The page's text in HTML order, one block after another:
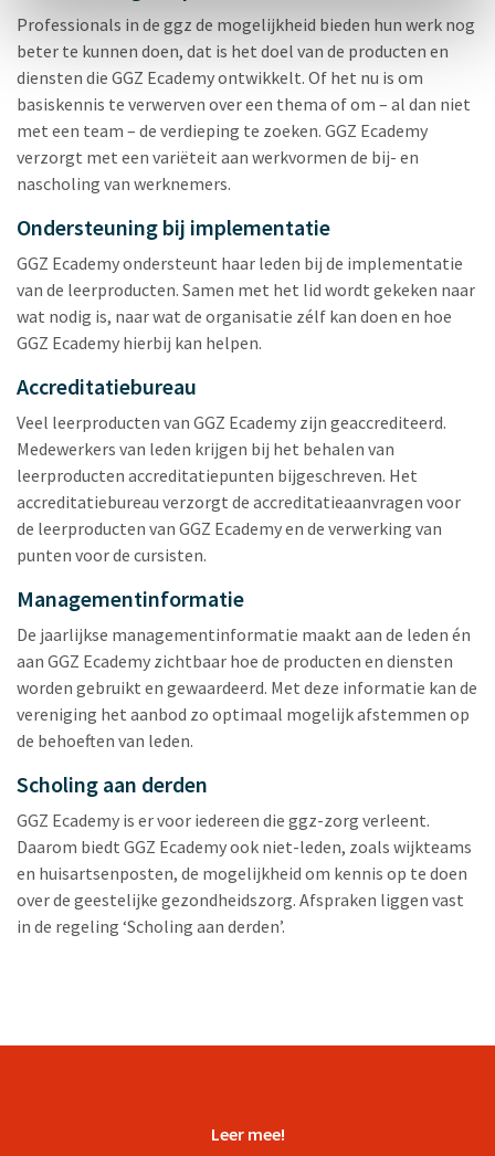
Professionals in de ggz de mogelijkheid bieden hun werk nog
beter te kunnen doen, dat is het doel van de producten en
diensten die GGZ Ecademy ontwikkelt. Of het nu is om
basiskennis te verwerven over een thema of om – al dan niet
met een team – de verdieping te zoeken. GGZ Ecademy
verzorgt met een variëteit aan werkvormen de bij- en
nascholing van werknemers.
Ondersteuning bij implementatie
GGZ Ecademy ondersteunt haar leden bij de implementatie
van de leerproducten. Samen met het lid wordt gekeken naar
wat nodig is, naar wat de organisatie zélf kan doen en hoe
GGZ Ecademy hierbij kan helpen.
Accreditatiebureau
Veel leerproducten van GGZ Ecademy zijn geaccrediteerd.
Medewerkers van leden krijgen bij het behalen van
leerproducten accreditatiepunten bijgeschreven. Het
accreditatiebureau verzorgt de accreditatieaanvragen voor
de leerproducten van GGZ Ecademy en de verwerking van
punten voor de cursisten.
Managementinformatie
De jaarlijkse managementinformatie maakt aan de leden én
aan GGZ Ecademy zichtbaar hoe de producten en diensten
worden gebruikt en gewaardeerd. Met deze informatie kan de
vereniging het aanbod zo optimaal mogelijk afstemmen op
de behoeften van leden.
Scholing aan derden
GGZ Ecademy is er voor iedereen die ggz-zorg verleent.
Daarom biedt GGZ Ecademy ook niet-leden, zoals wijkteams
en huisartsenposten, de mogelijkheid om kennis op te doen
over de geestelijke gezondheidszorg. Afspraken liggen vast
in de regeling ‘Scholing aan derden’.
Leer mee!